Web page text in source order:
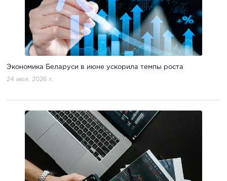
Экономика Беларуси в июне ускорила темпы роста
24 июл. 2026 г.